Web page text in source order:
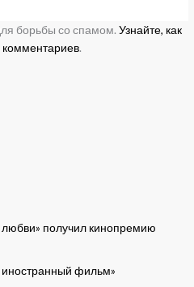
борьбы со спамом.Узнайте, как
.
получил кинопремию
фильм»